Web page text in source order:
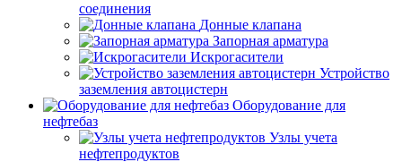
соединения
Донные клапана
Запорная арматура
Искрогасители
Устройство
заземления автоцистерн
Оборудование для
нефтебаз
Узлы учета
нефтепродуктов